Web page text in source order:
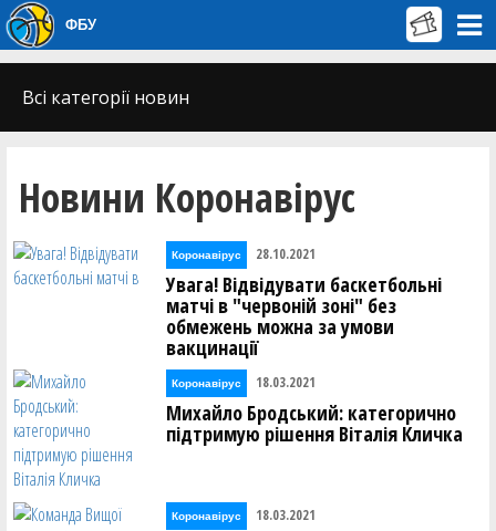
ФБУ
Всі категорії новин
Новини Коронавірус
Коронавірус 28.10.2021
Увага! Відвідувати баскетбольні
матчі в "червоній зоні" без
обмежень можна за умови
вакцинації
Коронавірус 18.03.2021
Михайло Бродський: категорично
підтримую рішення Віталія Кличка
Коронавірус 18.03.2021